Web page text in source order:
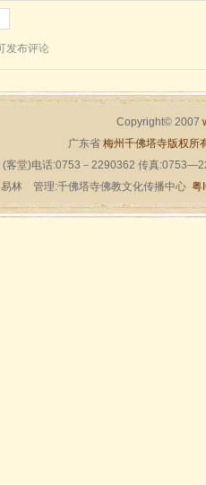
Copyright© 2007
广东省 梅州千佛塔寺版权所
(客堂)电话:0753－2290362 传真
易林管理:千佛塔寺佛教文化传播中心 粤